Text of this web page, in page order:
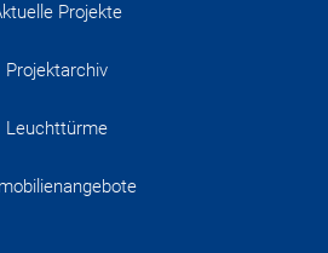
Projekte
Projektarchiv
Leuchttürme